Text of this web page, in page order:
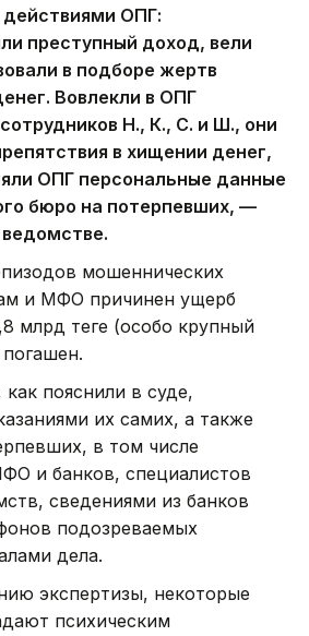
действиями ОПГ:
преступный доход, вели
в подборе жертв
Вовлекли в ОПГ
Н., К., С. и Ш., они
в хищении денег,
ОПГ персональные данные
бюро на потерпевших, —
мошеннических
и МФО причинен ущерб
млрд теңге (особо крупный
пояснили в суде,
их самих, а также
в том числе
и банков, специалистов
сведениями из банков
подозреваемых
дела.
экспертизы, некоторые
психическим